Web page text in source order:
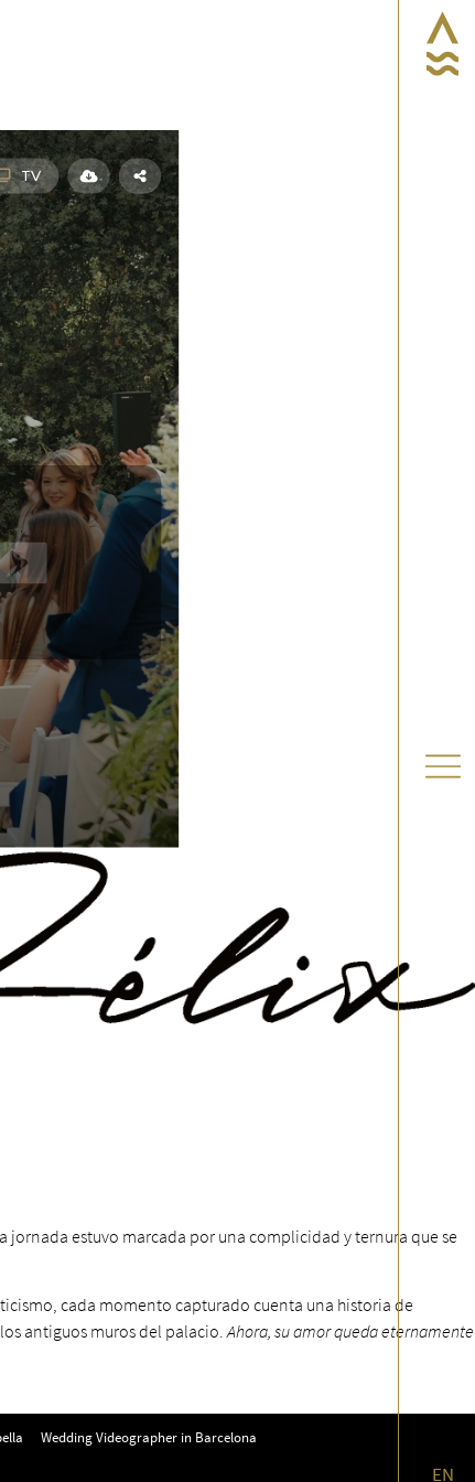
jornada estuvo marcada por una complicidad y ternura que se
cada momento capturado cuenta una historia de
antiguos muros del palacio.Ahora, su amor queda eternamente
Wedding Videographer in Barcelona
EN